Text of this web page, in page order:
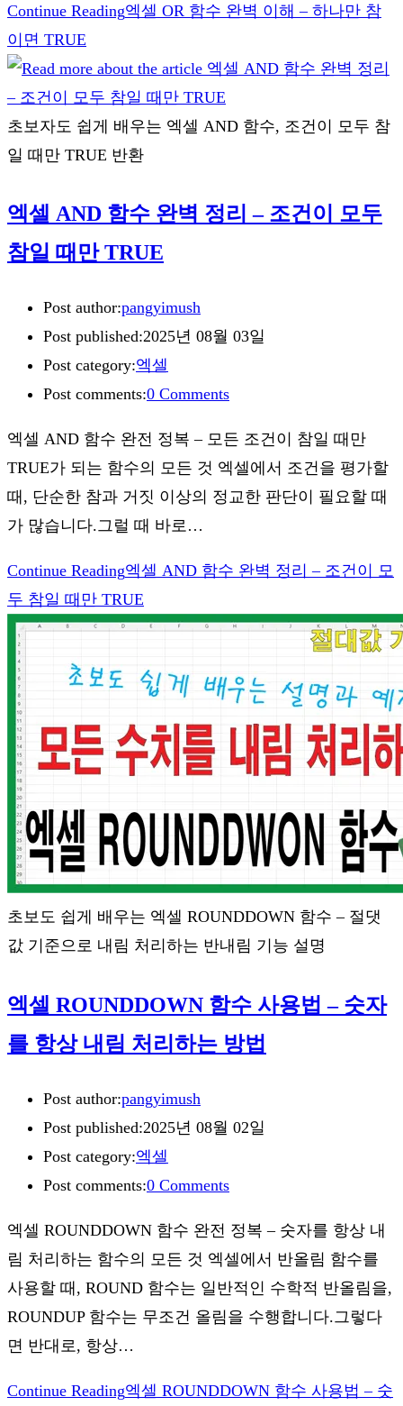
Continue Reading엑셀 OR 함수 완벽 이해 – 하나만 참
이면 TRUE
초보자도 쉽게 배우는 엑셀 AND 함수, 조건이 모두 참
일 때만 TRUE 반환
엑셀 AND 함수 완벽 정리 – 조건이 모두
참일 때만 TRUE
Post author:pangyimush
Post published:2025년 08월 03일
Post category:엑셀
Post comments:0 Comments
엑셀 AND 함수 완전 정복 – 모든 조건이 참일 때만
TRUE가 되는 함수의 모든 것 엑셀에서 조건을 평가할
때, 단순한 참과 거짓 이상의 정교한 판단이 필요할 때
가 많습니다.그럴 때 바로…
Continue Reading엑셀 AND 함수 완벽 정리 – 조건이 모
두 참일 때만 TRUE
초보도 쉽게 배우는 엑셀 ROUNDDOWN 함수 – 절댓
값 기준으로 내림 처리하는 반내림 기능 설명
엑셀 ROUNDDOWN 함수 사용법 – 숫자
를 항상 내림 처리하는 방법
Post author:pangyimush
Post published:2025년 08월 02일
Post category:엑셀
Post comments:0 Comments
엑셀 ROUNDDOWN 함수 완전 정복 – 숫자를 항상 내
림 처리하는 함수의 모든 것 엑셀에서 반올림 함수를
사용할 때, ROUND 함수는 일반적인 수학적 반올림을,
ROUNDUP 함수는 무조건 올림을 수행합니다.그렇다
면 반대로, 항상…
Continue Reading엑셀 ROUNDDOWN 함수 사용법 – 숫